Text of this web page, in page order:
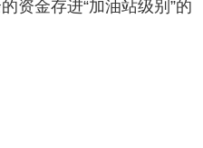
资金存进“加油站级别”的